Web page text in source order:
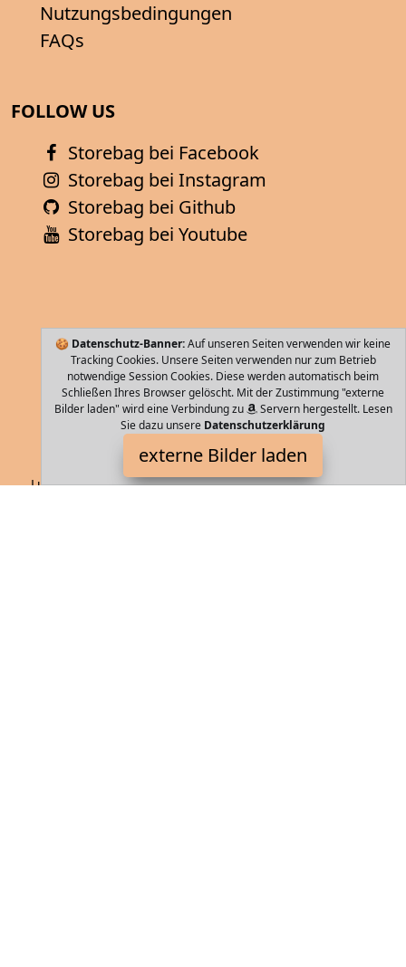
🍪 Datenschutz-Banner:Auf unseren Seiten verwenden wir keine
Tracking Cookies. Unsere Seiten verwenden nur zum Betrieb
notwendige Session Cookies. Diese werden automatisch beim
Schließen Ihres Browser gelöscht. Mit der Zustimmung "externe
Bilder laden" wird eine Verbindung zu
Servern hergestellt. Lesen
Sie dazu unsere Datenschutzerklärung
externe Bilder laden
Nutzungsbedingungen
FAQs
FOLLOW US
Storebag bei Facebook
Storebag bei Instagram
Storebag bei Github
Storebag bei Youtube
Samsonite
Luggage npolster Raumteiler im oberen Fach mit Tasche